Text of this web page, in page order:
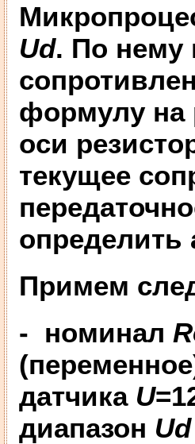
Ud. По нему
формулу на
оси
текущее
определить
Примем
- номинал R
датчика U
диапазон Ud